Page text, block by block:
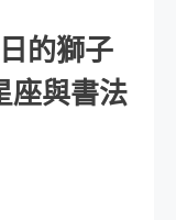
的獅子
座與書法